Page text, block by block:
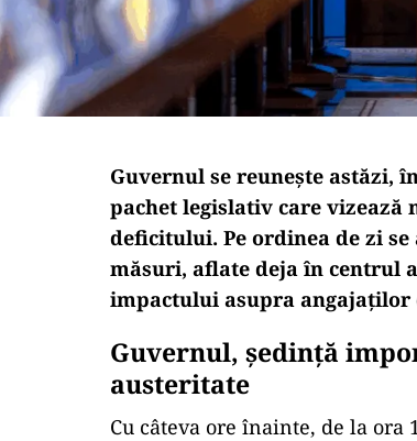
Guvernul se reunește astăzi,
pachet legislativ care
deficitului. Pe ordinea de zi
măsuri, aflate deja în centrul
impactului asupra angajaților
Guvernul, ședință
austeritate
Cu câteva ore înainte, de la ora